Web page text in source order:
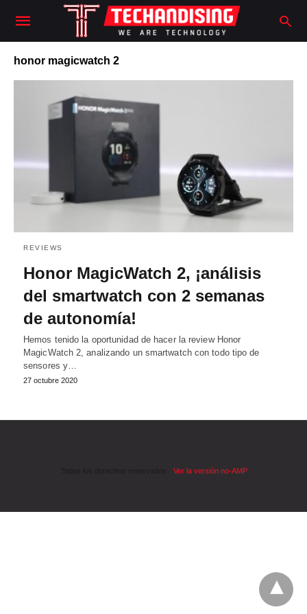
honor magicwatch 2
REVIEWS
Honor MagicWatch 2, ¡análisis
del smartwatch con 2 semanas
de autonomía!
Hemos tenido la oportunidad de hacer la review Honor
MagicWatch 2, analizando un smartwatch con todo tipo de
sensores y…
27 octubre 2020
Ver la versión no-AMP